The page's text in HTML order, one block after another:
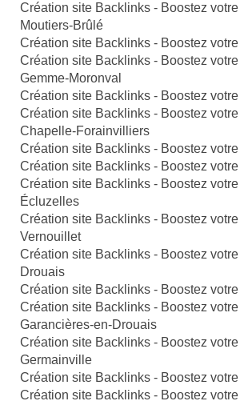
Création site Backlinks - Boostez
Moutiers-Brûlé
Création site Backlinks - Boostez
Création site Backlinks - Boostez
Gemme-Moronval
Création site Backlinks - Boostez
Création site Backlinks - Boostez
Chapelle-Forainvilliers
Création site Backlinks - Boostez
Création site Backlinks - Boostez
Création site Backlinks - Boostez
Écluzelles
Création site Backlinks - Boostez
Vernouillet
Création site Backlinks - Boostez
Drouais
Création site Backlinks - Boostez
Création site Backlinks - Boostez
Garancières-en-Drouais
Création site Backlinks - Boostez
Germainville
Création site Backlinks - Boostez votre
Création site Backlinks - Boostez